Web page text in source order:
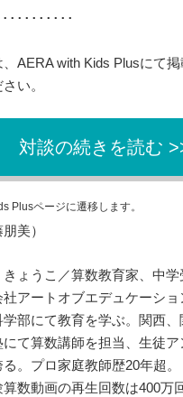
･････････
AERA with Kids Plusにて掲
い。
対談の続きを読む
Plusページに遷移します。
美）
ょうこ／算数教育家、中
アートオブエデュケーシ
学部にて教育を学ぶ。関西
て算数講師を担当、生徒
。プロ家庭教師歴20年超
算数動画の再生回数は400万